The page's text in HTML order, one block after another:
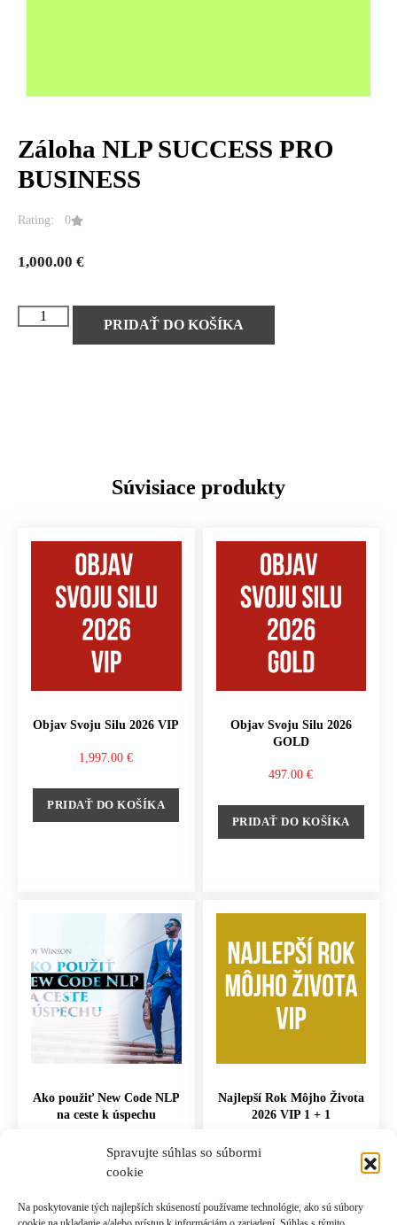
Spravujte súhlas so súbormi
cookie
Na poskytovanie tých najlepších skúseností používame technológie, ako sú súbory
Záloha NLP SUCCESS PRO
BUSINESS
Rating: 0
1,000.00 €
PRIDAŤ DO KOŠÍKA
Súvisiace produkty
Objav Svoju Silu 2026 VIP
1,997.00€
PRIDAŤ DO KOŠÍKA
Objav Svoju Silu 2026
GOLD
497.00€
PRIDAŤ DO KOŠÍKA
Ako použiť New Code NLP
na ceste k úspechu
117.00
Najlepší Rok Môjho Života
2026 VIP 1 + 1